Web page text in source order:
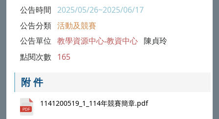
公告時間 2025/05/26~2025/06/17
公告分類 活動及競賽
公告單位 教學資源中心-教資中心 陳貞玲
點閱次數 165
附 件
1141200519_1_114年競賽簡章.pdf